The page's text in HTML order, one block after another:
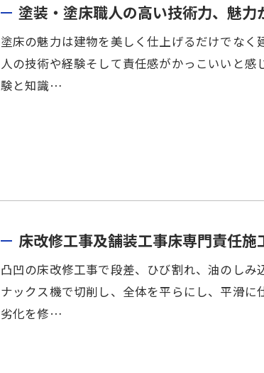
塗装・塗床職人の高い技術力、魅
塗床の魅力は建物を美しく仕上げるだけでな
人の技術や経験そして責任感がかっこいいと
験と知識…
床改修工事及舗装工事床専門責任施
凸凹の床改修工事で段差、ひび割れ、油のし
ナックス機で切削し、全体を平らにし、平滑
劣化を修…